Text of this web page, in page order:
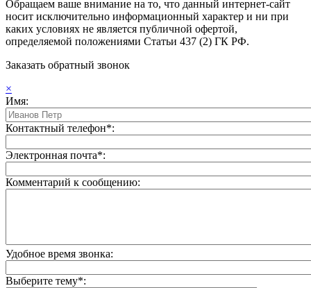
Обращаем ваше внимание на то, что данный интернет-сайт
носит исключительно информационный характер и ни при
каких условиях не является публичной офертой,
определяемой положениями Статьи 437 (2) ГК РФ.
Заказать обратный звонок
×
Имя:
Контактный телефон*:
Электронная почта*:
Комментарий к сообщению:
Удобное время звонка:
Выберите тему*: